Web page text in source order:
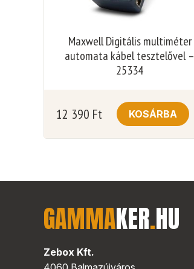
Maxwell Digitális multiméter
automata kábel tesztelővel –
25334
12 390 Ft KOSÁRBA
GAMMAKER.HU
Zebox Kft.